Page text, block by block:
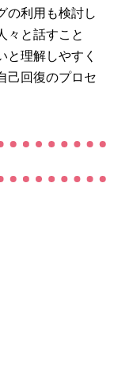
の利用も検討し
々と話すこと
と理解しやすく
己回復のプロセ